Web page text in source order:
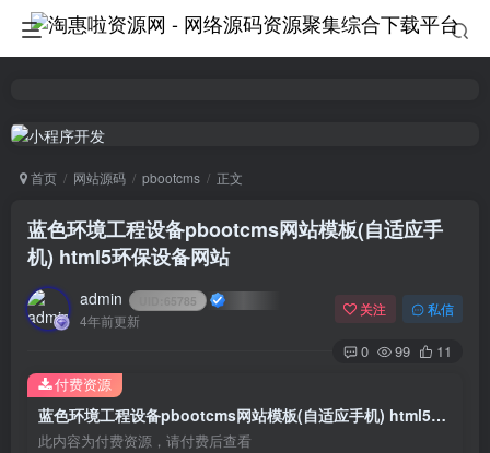
首页 网站源码 pbootcms 正文
蓝色环境工程设备pbootcms网站模板(自适应手
机) html5环保设备网站
admin 65785
4年前更新
关注 私信
0 99 11
蓝色环境工程设备pbootcms网站模板(自适应手机) html5环保设备网站
此内容为付费资源，请付费后查看
付费资源